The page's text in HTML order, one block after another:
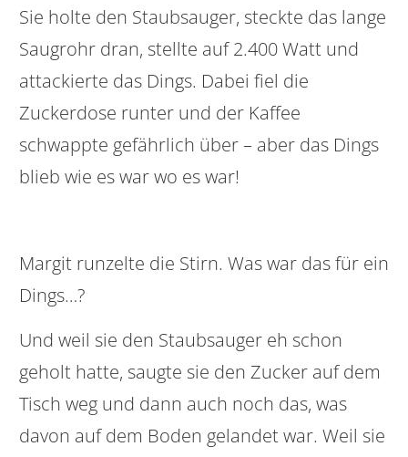
Sie holte den Staubsauger, steckte das lange
Saugrohr dran, stellte auf 2.400 Watt und
attackierte das Dings. Dabei fiel die
Zuckerdose runter und der Kaffee
schwappte gefährlich über – aber das Dings
blieb wie es war wo es war!
Margit runzelte die Stirn. Was war das für ein
Dings…?
Und weil sie den Staubsauger eh schon
geholt hatte, saugte sie den Zucker auf dem
Tisch weg und dann auch noch das, was
davon auf dem Boden gelandet war. Weil sie